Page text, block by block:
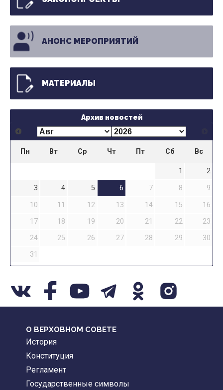
АНОНС МЕРОПРИЯТИЙ
МАТЕРИАЛЫ
Архив новостей
Пн Вт Ср Чт Пт Сб Вс
1
2
3
4 5 6 7 8
9
10
11 12 13 14 15
16
17
18 19 20 21 22
23
24
25 26 27 28 29
30
31
О ВЕРХОВНОМ СОВЕТЕ
История
Конституция
Регламент
Государственные символы